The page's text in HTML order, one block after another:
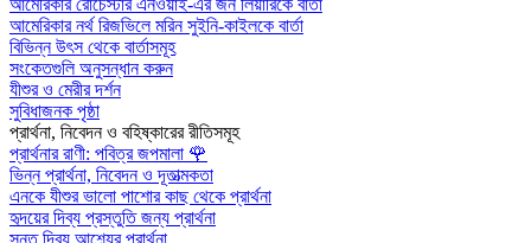
আমেরিকার নর্থ রিজভিলে মরিন সুইনি-কাইলকে বার্তা
বিভিন্ন উৎস থেকে বার্তাসমূহ
সংকেতগুলি অনুসন্ধান করুন
যীশুর ও মেরীর দর্শন
সুবিধাজনক পৃষ্ঠা
প্রার্থনা, নিবেদন ও বহিষ্কারের রীতিসমূহ
প্রার্থনার রাণী: পবিত্র জপমালা 🌹
ভিন্ন প্রার্থনা, নিবেদন ও দূতাত্মকতা
এনকে যীশুর ভালো পাশোর কাছ থেকে প্রার্থনা
হৃদয়ের দিব্য প্রস্তুতি জন্য প্রার্থনা
সন্ত দিব্য আশ্র্যের প্রার্থনা